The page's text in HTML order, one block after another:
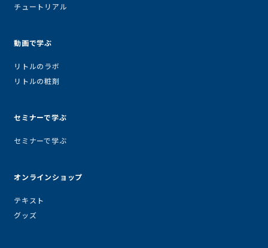
チュートリアル
動画で学ぶ
リトルのラボ
リトルの粧剤
セミナーで学ぶ
セミナーで学ぶ
オンラインショップ
テキスト
グッズ